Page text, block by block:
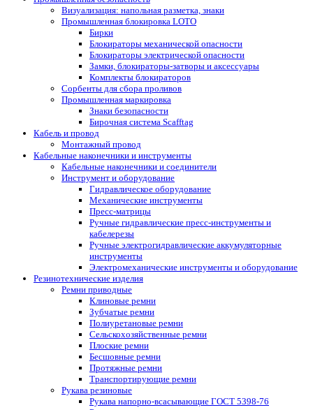
Визуализация: напольная разметка, знаки
Промышленная блокировка LOTO
Бирки
Блокираторы механической опасности
Блокираторы электрической опасности
Замки, блокираторы-затворы и аксессуары
Комплекты блокираторов
Сорбенты для сбора проливов
Промышленная маркировка
Знаки безопасности
Бирочная система Scafftag
Кабель и провод
Монтажный провод
Кабельные наконечники и инструменты
Кабельные наконечники и соединители
Инструмент и оборудование
Гидравлическое оборудование
Механические инструменты
Пресс-матрицы
Ручные гидравлические пресс-инструменты и
кабелерезы
Ручные электрогидравлические аккумуляторные
инструменты
Электромеханические инструменты и оборудование
Резинотехнические изделия
Ремни приводные
Клиновые ремни
Зубчатые ремни
Полиуретановые ремни
Сельскохозяйственные ремни
Плоские ремни
Бесшовные ремни
Протяжные ремни
Транспортирующие ремни
Рукава резиновые
Рукава напорно-всасывающие ГОСТ 5398-76